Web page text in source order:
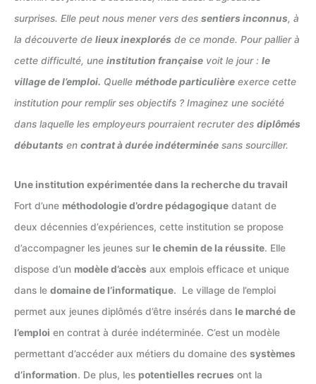
surprises. Elle peut nous mener vers des sentiers inconnus, à
la découverte de lieux inexplorés de ce monde. Pour pallier à
cette difficulté, une institution française voit le jour : le
village de l’emploi. Quelle méthode particulière exerce cette
institution pour remplir ses objectifs ? Imaginez une société
dans laquelle les employeurs pourraient recruter des diplômés
débutants en contrat à durée indéterminée sans sourciller.
Une institution expérimentée dans la recherche du travail
Fort d’une méthodologie d’ordre pédagogique datant de
deux décennies d’expériences, cette institution se propose
d’accompagner les jeunes sur le chemin de la réussite. Elle
dispose d’un modèle d’accès aux emplois efficace et unique
dans le domaine de l’informatique. Le village de l’emploi
permet aux jeunes diplômés d’être insérés dans le marché de
l’emploi en contrat à durée indéterminée. C’est un modèle
permettant d’accéder aux métiers du domaine des systèmes
d’information. De plus, les potentielles recrues ont la